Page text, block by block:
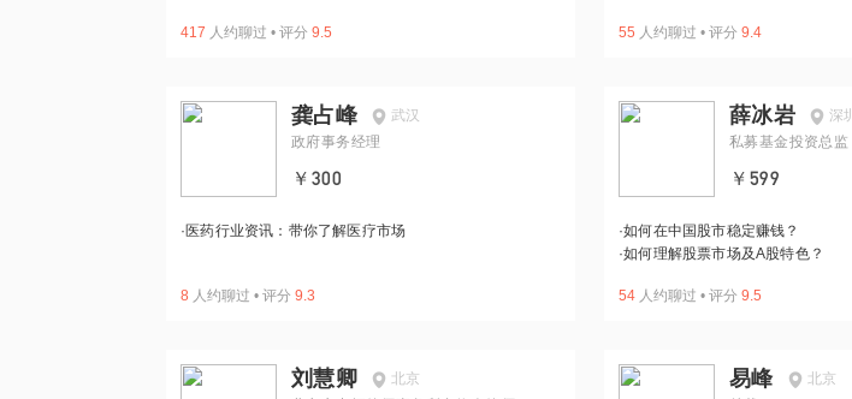
417 人约聊过 • 评分 9.5 55 人约聊过 • 评分 9.4
龚占峰
武汉
政府事务经理
￥300
· 医药行业资讯：带你了解医疗市场
8 人约聊过 • 评分 9.3
薛冰岩
深圳
私募基金投资总监
￥599
·如何在中国股市稳定赚钱？
·如何理解股票市场及A股特色？
54 人约聊过 • 评分 9.5
刘慧卿
北京
易峰
北京